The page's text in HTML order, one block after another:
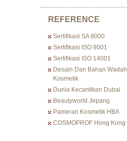
REFERENCE
Sertifikasi SA 8000
Sertifikasi ISO 9001
Sertifikasi ISO 14001
Desain Dan Bahan Wadah
Kosmetik
Dunia Kecantikan Dubai
Beautyworld Jepang
Pameran Kosmetik HBA
COSMOPROF Hong Kong